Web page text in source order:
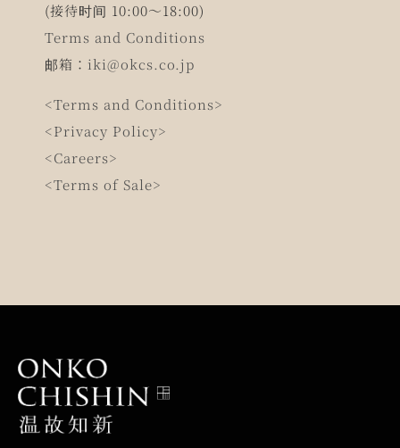
(接待时间 10:00～18:00)
Terms and Conditions
邮箱： iki@okcs.co.jp
<Terms and Conditions>
<Privacy Policy>
<Careers>
<Terms of Sale>